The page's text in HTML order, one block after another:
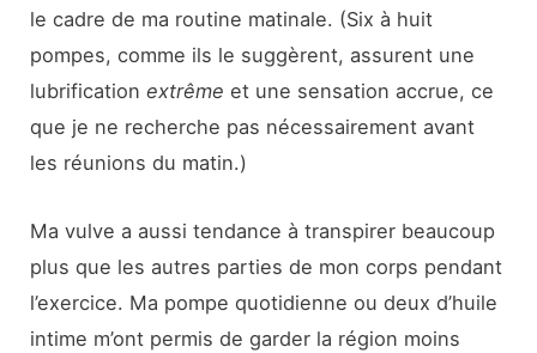
le cadre de ma routine matinale. (Six à huit
pompes, comme ils le suggèrent, assurent une
lubrificationextrême et une sensation accrue, ce
que je ne recherche pas nécessairement avant
les réunions du matin.)
Ma vulve a aussi tendance à transpirer beaucoup
plus que les autres parties de mon corps pendant
l’exercice. Ma pompe quotidienne ou deux d’huile
intime m’ont permis de garder la région moins